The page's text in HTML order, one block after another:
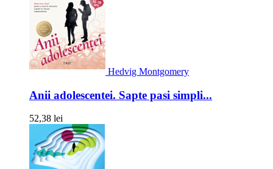
Hedvig Montgomery
Anii adolescentei. Sapte pasi simpli...
52,38 lei